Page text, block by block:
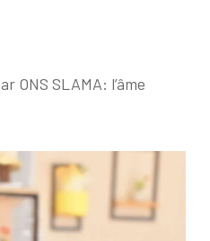
ONS SLAMA: l’âme